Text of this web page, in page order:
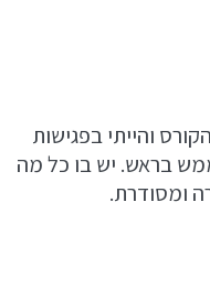
והייתי בפגישות
בראש. יש בו כל מה
ומסודרת.